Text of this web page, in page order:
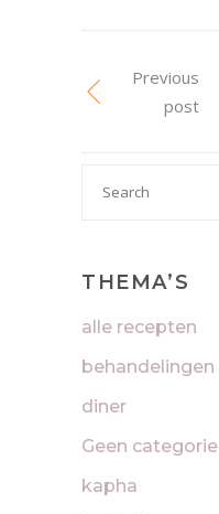
Previous
post
THEMA’S
alle recepten
behandelingen
diner
Geen categorie
kapha